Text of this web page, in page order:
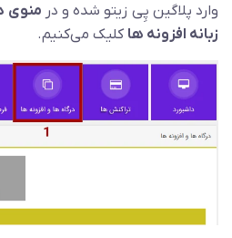
وارد پلاگین پِی زیتو شده و در منوی
زبانه افزونه ها کلیک می‌کنیم.